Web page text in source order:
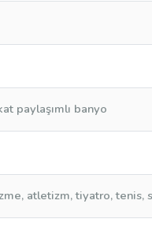
paylaşımlı banyo
atletizm, tiyatro, tenis,